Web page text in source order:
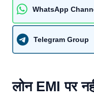
WhatsApp
Telegram Group
लोन EMI पर